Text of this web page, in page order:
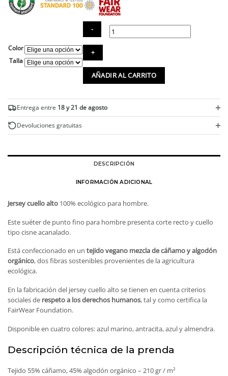
Color
Talla
alto
cáñamo
algodón
orgánico
AÑADIR AL CARRITO
Entrega entre 18 y 21 de agosto +
Devoluciones gratuitas +
DESCRIPCIÓN
INFORMACIÓN ADICIONAL
Jersey cuello alto 100% ecológico para hombre.
Este suéter de punto fino para hombre presenta corte recto y cuello
tipo cisne acanalado.
Está confeccionado en un tejido vegano mezcla de cáñamo y algodón
orgánico, dos fibras sostenibles provenientes de la agricultura
ecológica.
En la fabricación del jersey cuello alto se tienen en cuenta criterios
sociales de respeto a los derechos humanos, tal y como certifica la
FairWear Foundation.
Disponible en cuatro colores: azul marino, antracita, azul y almendra.
Descripción técnica de la prenda
Tejido 55% cáñamo, 45% algodón orgánico – 210 gr / m²